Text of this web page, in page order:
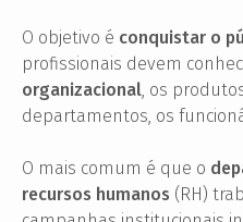
O objetivo é conquistar o
profissionais devem
organizacional, os
departamentos, os
O mais comum é que o
recursos humanos (RH)